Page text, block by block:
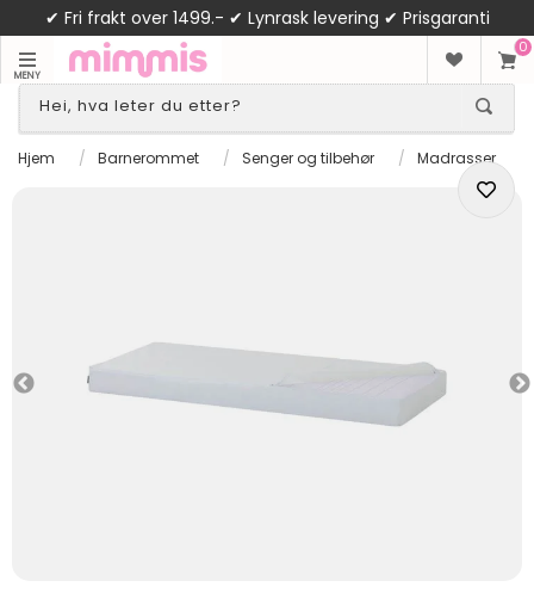
✔ Fri frakt over 1499.- ✔ Lynrask levering ✔ Prisgaranti
MENY
0
Hjem / Barnerommet / Senger og tilbehør / Madrasser